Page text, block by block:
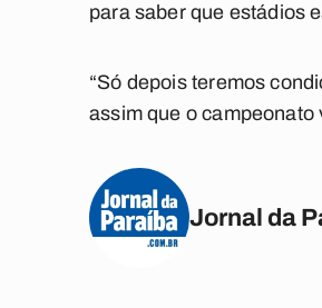
para saber que estádios
“Só depois teremos
assim que o campeonato
Jornal da